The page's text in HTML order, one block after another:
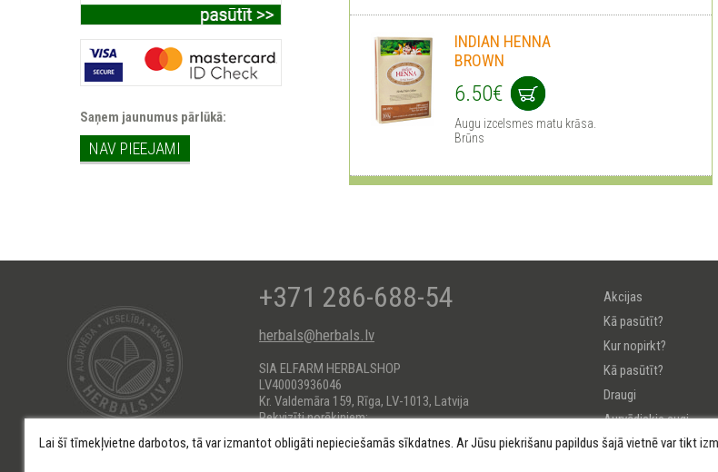
Saņem jaunumus pārlūkā:
NAV PIEEJAMI
INDIAN HENNA
BROWN
6.50€
Augu izcelsmes matu krāsa.
Brūns
+371 286-688-54
herbals@herbals.lv
SIA ELFARM HERBALSHOP
LV40003936046
Kr. Valdemāra 159, Rīga, LV-1013, Latvija
Rekvizīti norēķiniem:
AS Swedbank HABALV22
KONTS: LV66HABA0551017184222
Akcijas
Kā pasūtīt?
Kur nopirkt?
Kā pasūtīt?
Draugi
Aurvēdiskie augi
Uzzini savu Došu
Lai šī tīmekļvietne darbotos, tā var izmantot obligāti nepieciešamās sīkdatnes. Ar Jūsu piekrišanu papildus šajā vietnē var tikt